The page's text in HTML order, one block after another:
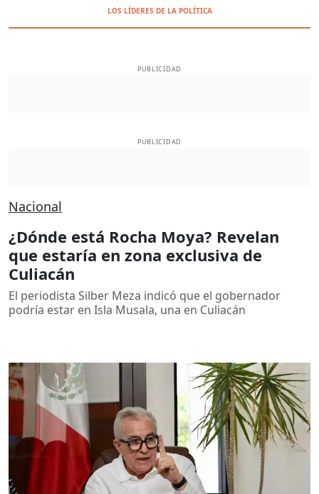
LOS LÍDERES DE LA POLÍTICA
PUBLICIDAD
PUBLICIDAD
Nacional
¿Dónde está Rocha Moya? Revelan
que estaría en zona exclusiva de
Culiacán
El periodista Silber Meza indicó que el gobernador
podría estar en Isla Musala, una en Culiacán